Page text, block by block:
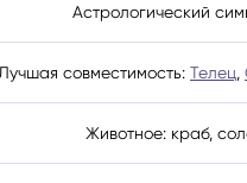
Астрологический
совместимость: Телец,
Животное: краб,